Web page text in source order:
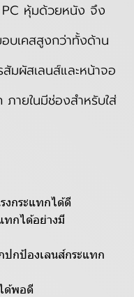
หุ้มด้วยหนัง จึง
บเคสสูงกว่าทั้งด้าน
มผัสเลนส์และหน้าจอ
ายในมีช่องสำหรับใส่
กระแทกได้ดี
ทกได้อย่างมี
ปกป้องเลนส์กระแทก
ด้พอดี